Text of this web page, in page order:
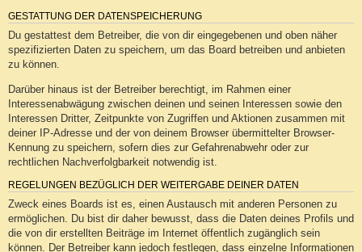
GESTATTUNG DER DATENSPEICHERUNG
Du gestattest dem Betreiber, die von dir eingegebenen und oben näher
spezifizierten Daten zu speichern, um das Board betreiben und anbieten
zu können.
Darüber hinaus ist der Betreiber berechtigt, im Rahmen einer
Interessenabwägung zwischen deinen und seinen Interessen sowie den
Interessen Dritter, Zeitpunkte von Zugriffen und Aktionen zusammen mit
deiner IP-Adresse und der von deinem Browser übermittelter Browser-
Kennung zu speichern, sofern dies zur Gefahrenabwehr oder zur
rechtlichen Nachverfolgbarkeit notwendig ist.
REGELUNGEN BEZÜGLICH DER WEITERGABE DEINER DATEN
Zweck eines Boards ist es, einen Austausch mit anderen Personen zu
ermöglichen. Du bist dir daher bewusst, dass die Daten deines Profils und
die von dir erstellten Beiträge im Internet öffentlich zugänglich sein
können. Der Betreiber kann jedoch festlegen, dass einzelne Informationen